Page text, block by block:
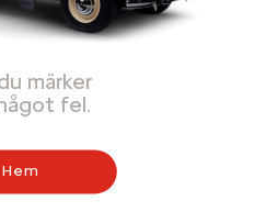
märker
fel.
Hem